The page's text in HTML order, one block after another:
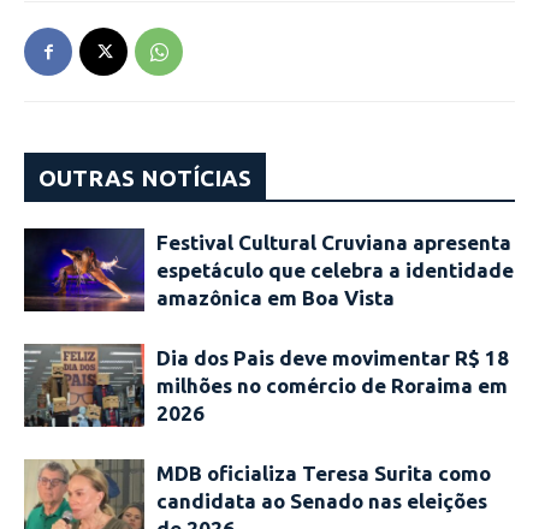
OUTRAS NOTÍCIAS
Festival Cultural Cruviana apresenta
espetáculo que celebra a identidade
amazônica em Boa Vista
Dia dos Pais deve movimentar R$ 18
milhões no comércio de Roraima em
2026
MDB oficializa Teresa Surita como
candidata ao Senado nas eleições